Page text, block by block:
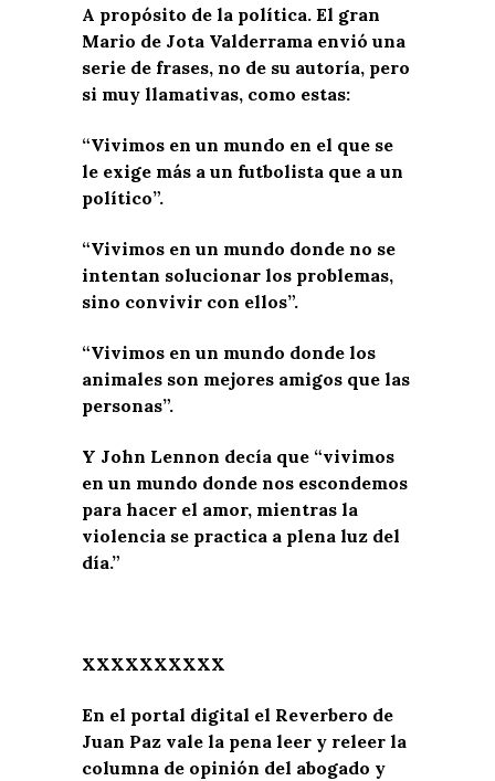
A propósito de la política. El gran
Mario de Jota Valderrama envió una
serie de frases, no de su autoría, pero
si muy llamativas, como estas:
“Vivimos en un mundo en el que se
le exige más a un futbolista que a un
político”.
“Vivimos en un mundo donde no se
intentan solucionar los problemas,
sino convivir con ellos”.
“Vivimos en un mundo donde los
animales son mejores amigos que las
personas”.
Y John Lennon decía que “vivimos
en un mundo donde nos escondemos
para hacer el amor, mientras la
violencia se practica a plena luz del
día.”
XXXXXXXXXX
En el portal digital el Reverbero de
Juan Paz vale la pena leer y releer la
columna de opinión del abogado y